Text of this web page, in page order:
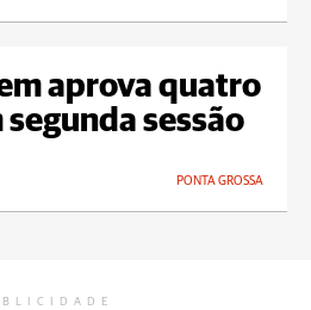
aprova quatro
sessão
PONTA GROSSA